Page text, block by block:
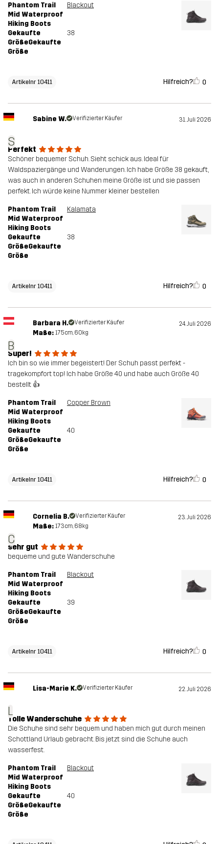
Phantom Trail
Mid Waterproof
Hiking Boots
Blackout
Gekaufte
GrößeGekaufte
Größe
38
Artikelnr 10411 Hilfreich? 0
S
Sabine W. Verifizierter Käufer 31. Juli 2026
Perfekt
Schöner bequemer Schuh. Sieht schick aus. Ideal für
Waldspaziergänge und Wanderungen. Ich habe Größe 38 gekauft,
was auch in anderen Schuhen meine Größe ist und sie passen
perfekt. Ich würde keine Nummer kleiner bestellen
Phantom Trail
Mid Waterproof
Hiking Boots
Kalamata
Gekaufte
GrößeGekaufte
Größe
38
Artikelnr 10411 Hilfreich? 0
B
Barbara H. Verifizierter Käufer 24. Juli 2026
Maße: 175cm, 60kg
Super!
Ich bin so wie immer begeistert! Der Schuh passt perfekt -
tragekompfort top! Ich habe Größe 40 und habe auch Größe 40
bestellt 👍
Phantom Trail
Mid Waterproof
Hiking Boots
Copper Brown
Gekaufte
GrößeGekaufte
Größe
40
Artikelnr 10411 Hilfreich? 0
C
Cornelia B. Verifizierter Käufer 23. Juli 2026
Maße: 173cm, 68kg
sehr gut
bequeme und gute Wanderschuhe
Phantom Trail
Mid Waterproof
Hiking Boots
Blackout
Gekaufte
GrößeGekaufte
Größe
39
Artikelnr 10411 Hilfreich? 0
L
Lisa-Marie K. Verifizierter Käufer 22. Juli 2026
Tolle Wanderschuhe
Die Schuhe sind sehr bequem und haben mich gut durch meinen
Schottland Urlaub gebracht. Bis jetzt sind die Schuhe auch
wasserfest.
Phantom Trail
Mid Waterproof
Hiking Boots
Blackout
Gekaufte
GrößeGekaufte
Größe
40